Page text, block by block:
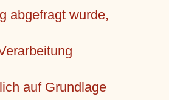
abgefragt wurde,
auf Grundlage